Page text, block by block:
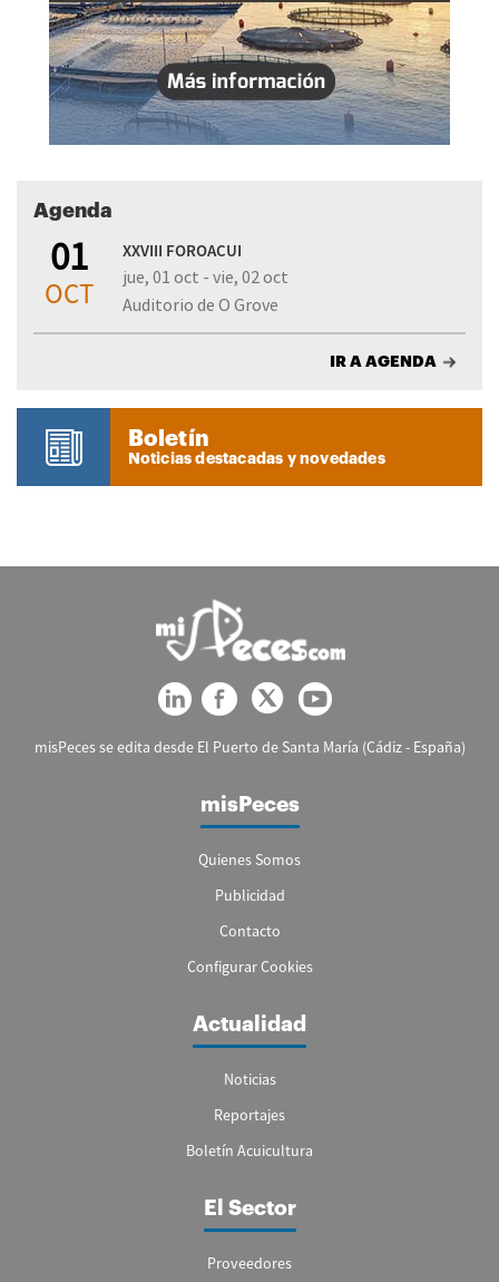
Agenda
01
OCT
XXVIII FOROACUI
jue, 01 oct - vie, 02 oct
Auditorio de O Grove
IR A AGENDA
Boletín
Noticias destacadas y novedades
misPeces se edita desde El Puerto de Santa María (Cádiz - España)
misPeces
Quienes Somos
Publicidad
Contacto
Configurar Cookies
Actualidad
Noticias
Reportajes
Boletín Acuicultura
El Sector
Proveedores